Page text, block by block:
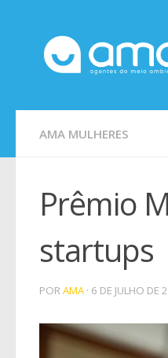
AMA MULHERES
Prêmio
startups
PORAMA · 6 DE JULHO DE